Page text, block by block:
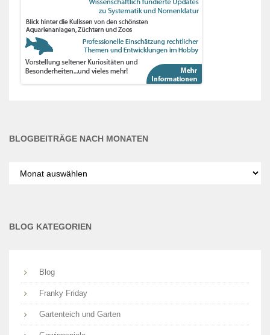
BLOGBEITRÄGE NACH MONATEN
nach
BLOG KATEGORIEN
Blog
Franky Friday
Gartenteich und Garten